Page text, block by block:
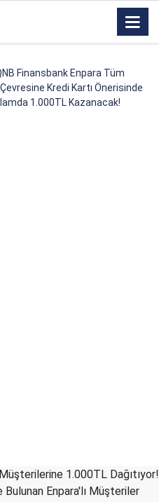
Finansbank Enpara Tüm
Kredi Kartı Önerisinde
1.000TL Kazanacak!